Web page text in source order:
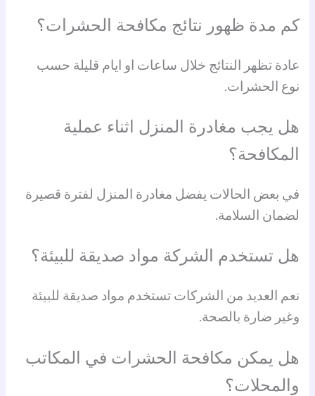
كم مدة ظهور نتائج مكافحة الحشرات؟
عادة تظهر النتائج خلال ساعات او ايام قليلة حسب
نوع الحشرات.
هل يجب مغادرة المنزل اثناء عملية
المكافحة؟
في بعض الحالات يفضل مغادرة المنزل لفترة قصيرة
لضمان السلامة.
هل تستخدم الشركة مواد صديقة للبيئة؟
نعم العديد من الشركات تستخدم مواد صديقة للبيئة
وغير ضارة بالصحة.
هل يمكن مكافحة الحشرات في المكاتب
والمحلات؟